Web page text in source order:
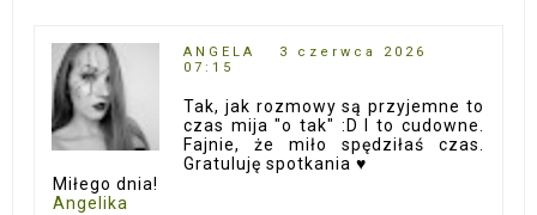
ANGELA
3 czerwca 2026
07:15
Tak, jak rozmowy są przyjemne to
czas mija "o tak" :D I to cudowne.
Fajnie, że miło spędziłaś czas.
Gratuluję spotkania ♥
Miłego dnia!
Angelika